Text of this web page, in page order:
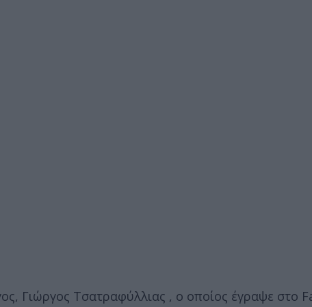
Γιώργος Τσατραφύλλιας , ο οποίος έγραψε στο